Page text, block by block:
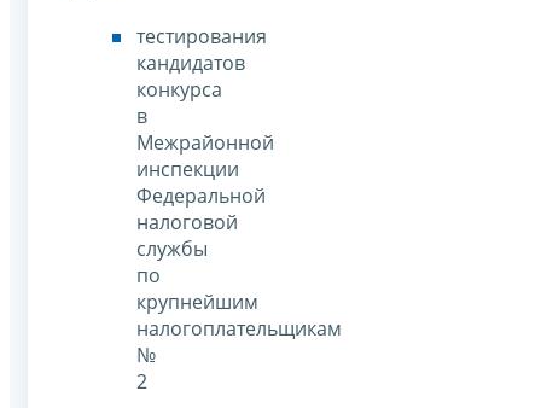
тестирования
кандидатов
конкурса
в
Межрайонной
инспекции
Федеральной
налоговой
службы
по
крупнейшим
налогоплательщикам
№
2